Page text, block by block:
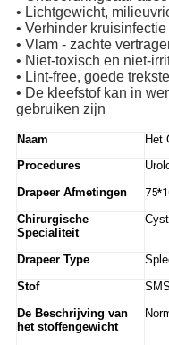
• Lichtgewicht,
• Verhinder
• Vlam - zachte
• Niet-toxisch en niet-
• Lint-free, goede
• De kleefstof kan in
gebruiken zijn
Naam Het
Procedures
Drapeer Afmetingen
Chirurgische
Specialiteit
Drapeer Type
Stof
De Beschrijving van
het stoffengewicht